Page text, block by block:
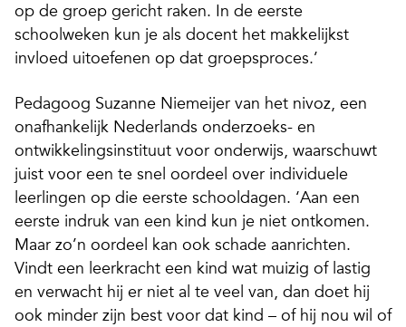
op de groep gericht raken. In de eerste
schoolweken kun je als docent het makkelijkst
invloed uitoefenen op dat groepsproces.’
Pedagoog Suzanne Niemeijer van het nivoz, een
onafhankelijk Nederlands onderzoeks- en
ontwikkelingsinstituut voor onderwijs, waarschuwt
juist voor een te snel oordeel over individuele
leerlingen op die eerste schooldagen. ‘Aan een
eerste indruk van een kind kun je niet ontkomen.
Maar zo’n oordeel kan ook schade aan­richten.
Vindt een leerkracht een kind wat muizig of lastig
en verwacht hij er niet al te veel van, dan doet hij
ook minder zijn best voor dat kind – of hij nou wil of